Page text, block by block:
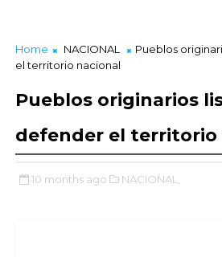
Home NACIONAL
Pueblos
el territorio nacional
Pueblos originarios
defender el territorio
10 months ago NACIONAL,